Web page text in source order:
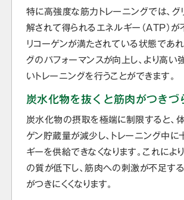
特に高強度な筋力トレーニングでは、
解されて得られるエネルギー（ATP）
リコーゲンが満たされている状態であ
グのパフォーマンスが向上し、より高
いトレーニングを行うことができます。
炭水化物を抜くと筋肉がつきづ
炭水化物の摂取を極端に制限すると、
ゲン貯蔵量が減少し、トレーニング中
ギーを供給できなくなります。これによ
の質が低下し、筋肉への刺激が不足す
がつきにくくなります。